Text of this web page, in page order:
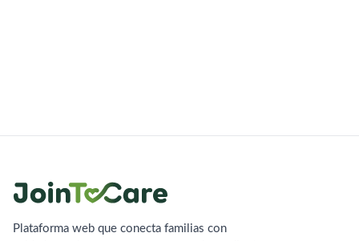
Plataforma web que conecta familias con